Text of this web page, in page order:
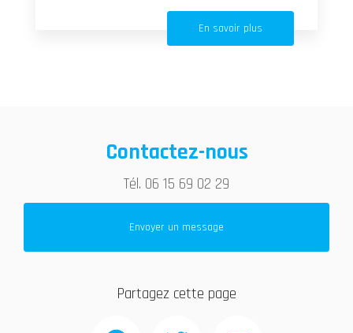
En savoir plus
Contactez-nous
Tél. 06 15 69 02 29
Envoyer un message
Partagez cette page